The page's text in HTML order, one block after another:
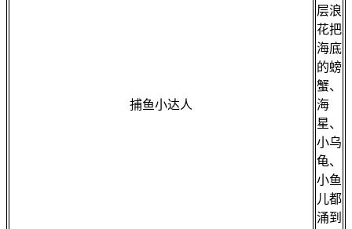
捕鱼小达人
层浪
花把
海底
的螃
蟹、
海
星、
小乌
龟、
小鱼
儿都
涌到